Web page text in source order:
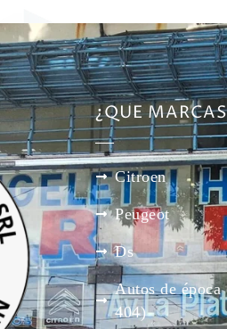
¿QUE
Citroen
Peugeot
Ds
Autos de
404)